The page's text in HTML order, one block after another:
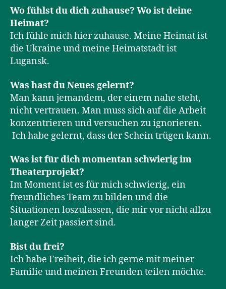
Wo fühlst du dich zuhause? Wo ist deine
Heimat?
Ich fühle mich hier zuhause. Meine Heimat ist
die Ukraine und meine Heimatstadt ist
Lugansk.
Was hast du Neues gelernt?
Man kann jemandem, der einem nahe steht,
nicht vertrauen. Man muss sich auf die Arbeit
konzentrieren und versuchen zu ignorieren.
Ich habe gelernt, dass der Schein trügen kann.
Was ist für dich momentan schwierig im
Theaterprojekt?
Im Moment ist es für mich schwierig, ein
freundliches Team zu bilden und die
Situationen loszulassen, die mir vor nicht allzu
langer Zeit passiert sind.
Bist du frei?
Ich habe Freiheit, die ich gerne mit meiner
Familie und meinen Freunden teilen möchte.